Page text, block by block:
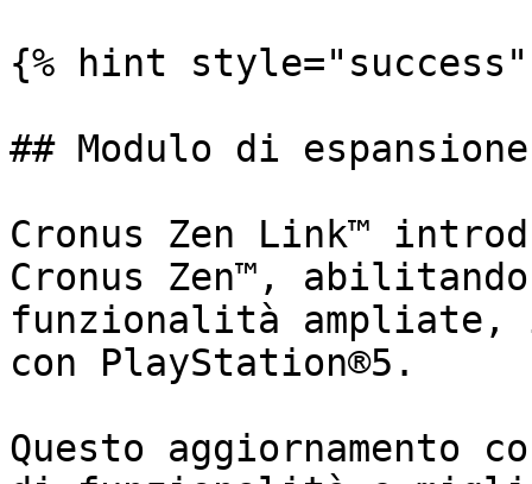
{% hint style="success"
## Modulo di
Cronus Zen Link™
Cronus Zen™,
funzionalità
con PlayStation®5.
Questo aggiornamento